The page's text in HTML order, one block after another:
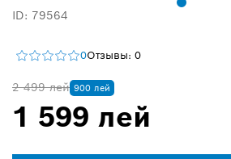
ID: 79564
0Отзывы: 0
2 499 лей 900 лей
1 599 лей